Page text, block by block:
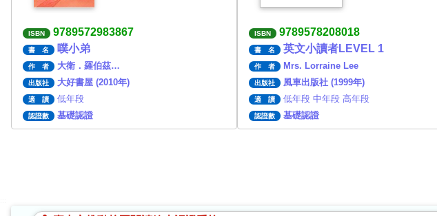
ISBN 9789572983867
書 名 噗小弟
作 者 大衛．羅伯茲…
出版社 大好書屋 (2010年)
適 讀 低年段
認證數 基礎認證
ISBN 9789578208018
書 名 英文小讀者LEVEL 1
作 者 Mrs. Lorraine Lee
出版社 風車出版社 (1999年)
適 讀 低年段 中年段 高年段
認證數 基礎認證